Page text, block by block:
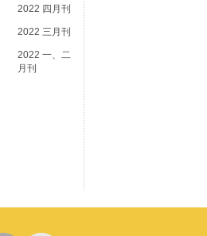
2022 四月刊
2022 三月刊
2022 一、二
月刊